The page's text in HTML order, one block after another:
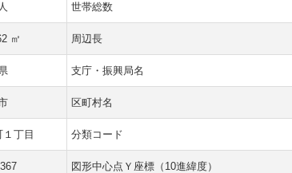
世帯総数
㎡ 周辺長
支庁・振興局名
区町村名
丁目 分類コード
図形中心点Ｙ座標（10進緯度）